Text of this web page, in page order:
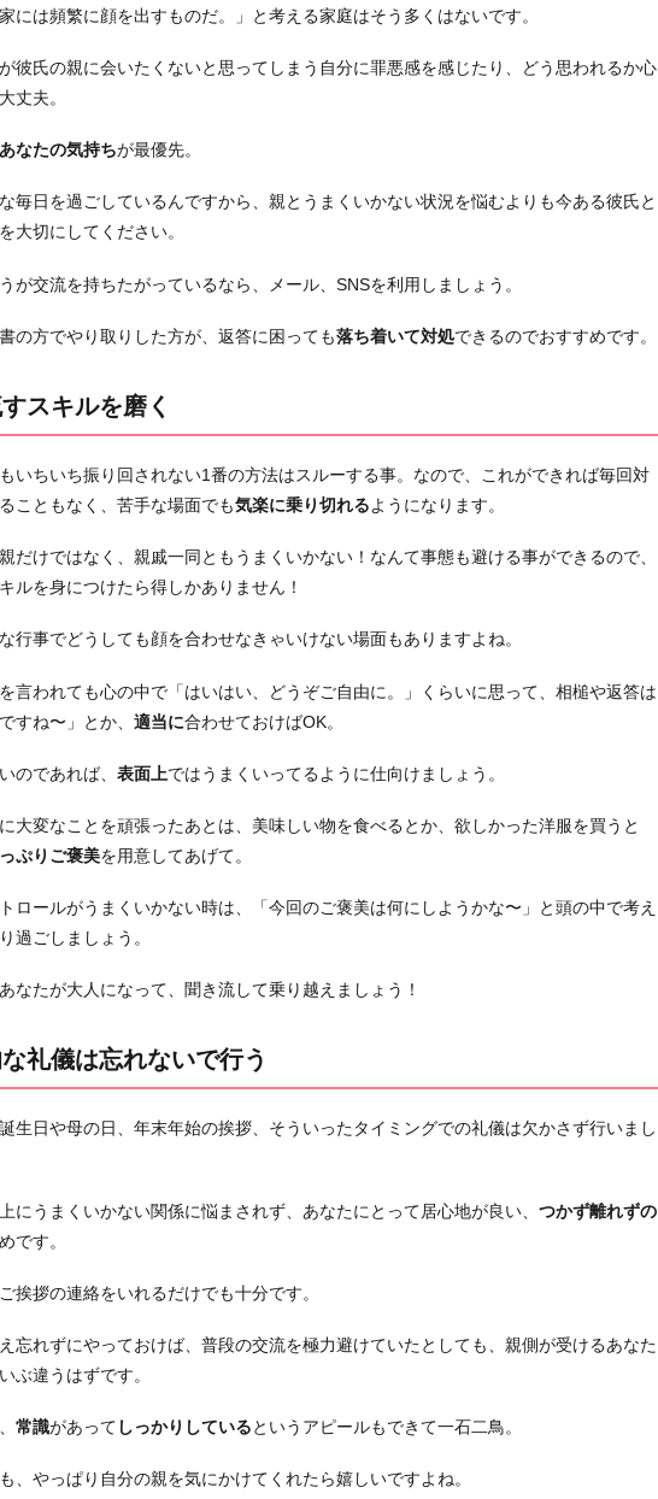
には頻繁に顔を出すものだ。」と考える家庭はそう多くはないです。
彼氏の親に会いたくないと思ってしまう自分に罪悪感を感じたり、どう思われるか心
丈夫。
あなたの気持ちが最優先。
毎日を過ごしているんですから、親とうまくいかない状況を悩むよりも今ある彼氏と
大切にしてください。
が交流を持ちたがっているなら、メール、SNSを利用しましょう。
の方でやり取りした方が、返答に困っても落ち着いて対処できるのでおすすめです。
スキルを磨く
いちいち振り回されない1番の方法はスルーする事。なので、これができれば毎回対
こともなく、苦手な場面でも気楽に乗り切れるようになります。
だけではなく、親戚一同ともうまくいかない！なんて事態も避ける事ができるので、
ルを身につけたら得しかありません！
行事でどうしても顔を合わせなきゃいけない場面もありますよね。
言われても心の中で「はいはい、どうぞご自由に。」くらいに思って、相槌や返答は
すね〜」とか、 適当に合わせておけばOK。
のであれば、 表面上ではうまくいってるように仕向けましょう。
大変なことを頑張ったあとは、美味しい物を食べるとか、欲しかった洋服を買うと
ぷりご褒美を用意してあげて。
ロールがうまくいかない時は、「今回のご褒美は何にしようかな〜」と頭の中で考え
過ごしましょう。
なたが大人になって、聞き流して乗り越えましょう！
礼儀は忘れないで行う
生日や母の日、年末年始の挨拶、そういったタイミングでの礼儀は欠かさず行いまし
にうまくいかない関係に悩まされず、あなたにとって居心地が良い、 つかず離れずの
です。
挨拶の連絡をいれるだけでも十分です。
忘れずにやっておけば、普段の交流を極力避けていたとしても、親側が受けるあなた
ぶ違うはずです。
常識があって しっかりしているというアピールもできて一石二鳥。
、やっぱり自分の親を気にかけてくれたら嬉しいですよね。